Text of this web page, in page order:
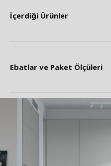
İçerdiği Ürünler
Ebatlar ve Paket Ölçüleri